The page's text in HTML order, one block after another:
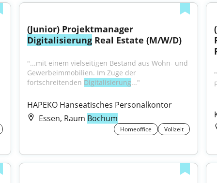
Digitalisierung Real Estate (M/W/D)
"...mit einem vielseitigen Bestand aus Wohn- und
Gewerbeimmobilien. Im Zuge der
fortschreitenden Digitalisierung..."
HAPEKO Hanseatisches Personalkontor
Essen, Raum Bochum
Homeoffice Vollzeit